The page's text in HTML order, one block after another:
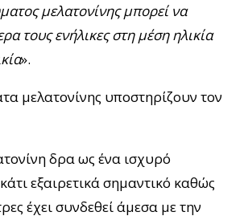
μελατονίνης μπορεί να
τους ενήλικες στη μέση ηλικία
».
μελατονίνης υποστηρίζουν τον
δρα ως ένα ισχυρό
εξαιρετικά σημαντικό καθώς
έχει συνδεθεί άμεσα με την